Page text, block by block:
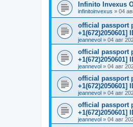
Infinito Invexus
infinitoinvexus » 04
official passport
+1(672)2050601]
jeannevol » 04 авг
official passport
+1(672)2050601]
jeannevol » 04 авг
official passport
+1(672)2050601]
jeannevol » 04 авг
official passport
+1(672)2050601]
jeannevol » 04 авг